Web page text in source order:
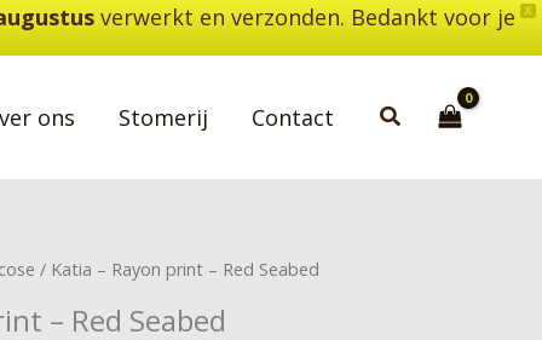
X
verwerkt en verzonden. Bedankt voor je
ons Stomerij Contact Zoeken
/ Katia – Rayon print – Red Seabed
– Red Seabed